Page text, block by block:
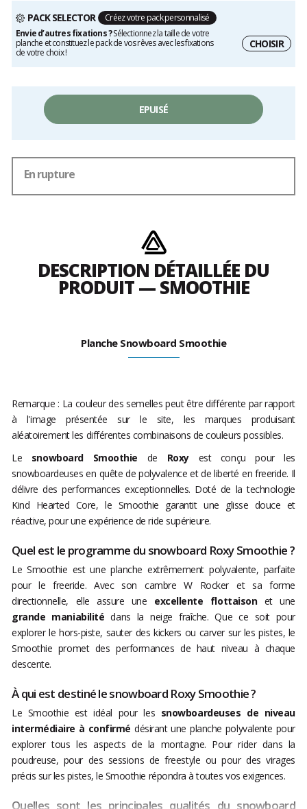
PACK SELECTOR
Créez votre pack personnalisé
Envie d’autres fixations ?Sélectionnez la taille de votre
planche et constituez le pack de vos rêves avec les fixations
de votre choix !
CHOISIR
EPUISÉ
En rupture
DESCRIPTION DÉTAILLÉE DU
PRODUIT — SMOOTHIE
Planche Snowboard Smoothie
Remarque : La couleur des semelles peut être différente par rapport
à l'image présentée sur le site, les marques produisant
aléatoirement les différentes combinaisons de couleurs possibles.
Le snowboard Smoothie de Roxyest conçu pour les
snowboardeuses en quête de polyvalence et de liberté en freeride. Il
délivre des performances exceptionnelles. Doté de la technologie
Kind Hearted Core, le Smoothie garantit une glisse douce et
réactive, pour une expérience de ride supérieure.
Quel est le programme du snowboard Roxy Smoothie ?
Le Smoothie est une planche extrêmement polyvalente, parfaite
pour le freeride. Avec son cambre W Rocker et sa forme
directionnelle, elle assure une excellente flottaisonet une
grande maniabilité dans la neige fraîche. Que ce soit pour
explorer le hors-piste, sauter des kickers ou carver sur les pistes, le
Smoothie promet des performances de haut niveau à chaque
descente.
À qui est destiné le snowboard Roxy Smoothie ?
Le Smoothie est idéal pour les snowboardeuses de niveau
intermédiaire à confirmé désirant une planche polyvalente pour
explorer tous les aspects de la montagne. Pour rider dans la
poudreuse, pour des sessions de freestyle ou pour des virages
précis sur les pistes, le Smoothie répondra à toutes vos exigences.
Quelles sont les principales qualités du snowboard